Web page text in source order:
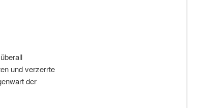
und verzerrte
der